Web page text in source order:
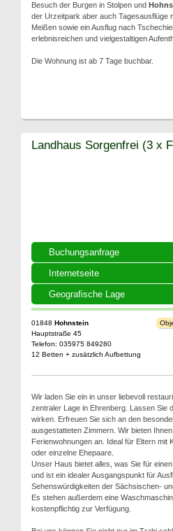
Besuch der Burgen in Stolpen und
der Urzeitpark aber auch Tagesausflüge
Meißen sowie ein Ausflug nach
erlebnisreichen und vielgestaltigen
Die Wohnung ist ab 7 Tage buchbar.
Buchungsanfrage
Internetseite
Geografische Lage
Landhaus Sorgenfrei (3 x
01848 Hohnstein
Hauptstraße 45
Telefon: 035975 849280
12 Betten + zusätzlich Aufbettung
Wir laden Sie ein in unser liebevoll
zentraler Lage in Ehrenberg. Lassen Sie
wirken. Erfreuen Sie sich an den
ausgestatteten Zimmern. Wir bieten
Ferienwohnungen an. Ideal für Eltern mit
oder einzelne Ehepaare.
Unser Haus bietet alles, was Sie für
und ist ein idealer Ausgangspunkt für
Sehenswürdigkeiten der Sächsischen-
Es stehen außerdem eine
kostenpflichtig zur Verfügung.